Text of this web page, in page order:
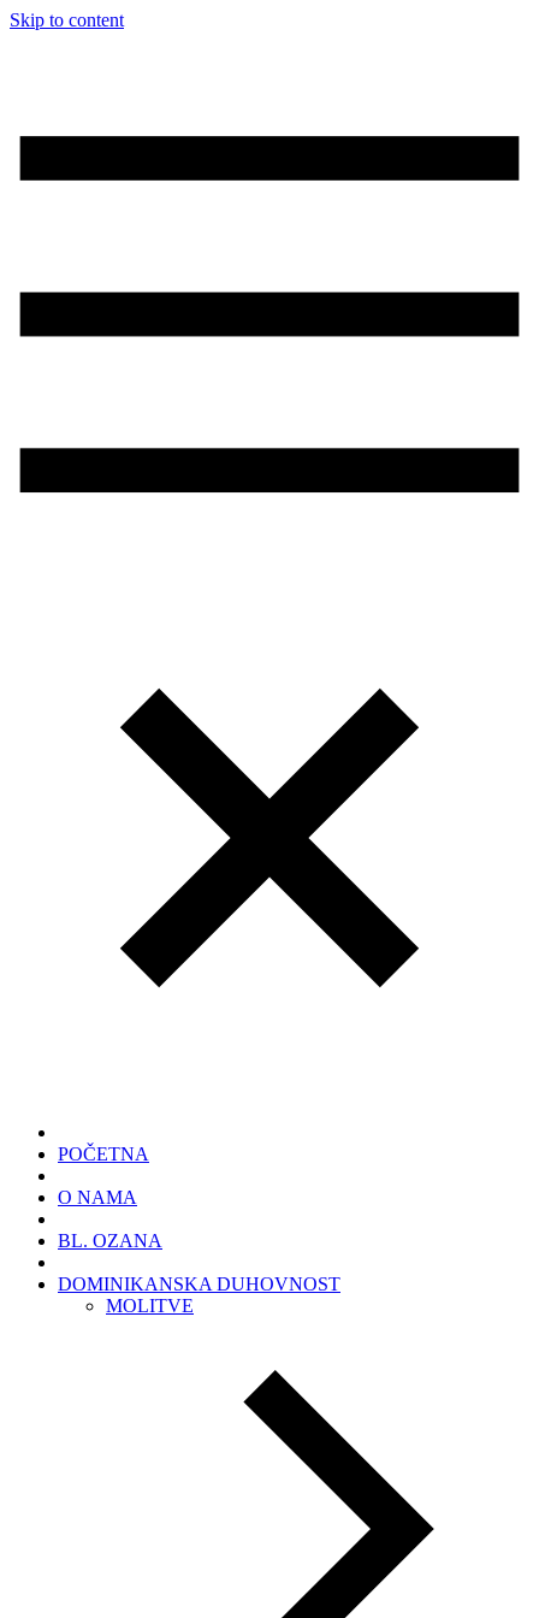
Skip to content
POČETNA
O NAMA
BL. OZANA
DOMINIKANSKA DUHOVNOST
MOLITVE